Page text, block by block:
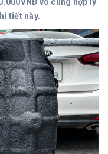
tiết này.